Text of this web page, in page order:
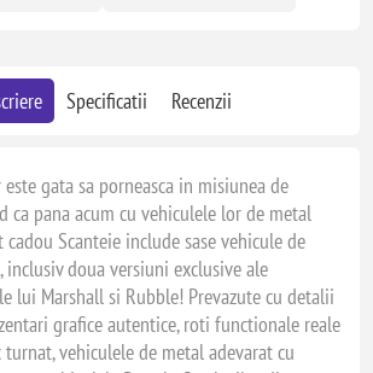
Specificatii Recenzii
gata sa porneasca in misiunea de
ca pana acum cu vehiculele lor de metal
cadou Scanteie include sase vehicule de
inclusiv doua versiuni exclusive ale
lui Marshall si Rubble! Prevazute cu detalii
grafice autentice, roti functionale reale
vehiculele de metal adevarat cu